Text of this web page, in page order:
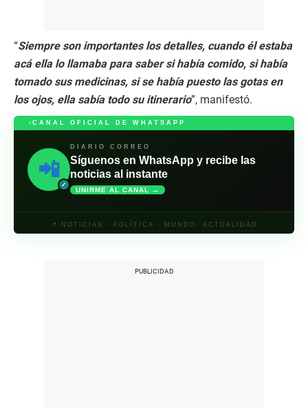
“Siempre son importantes los detalles, cuando él estaba
acá ella lo llamaba para saber si había comido, si había
tomado sus medicinas, si se había puesto las gotas en
los ojos, ella sabía todo su itinerario”, manifestó.
CANAL OFICIAL DE WHATSAPP
📲
✓
DIARIO CORREO
Síguenos en WhatsApp y recibe las
noticias al instante
UNIRME AL CANAL →
📍 NOTICIAS · POLÍTICA · MUNDO· ACTUALIDAD